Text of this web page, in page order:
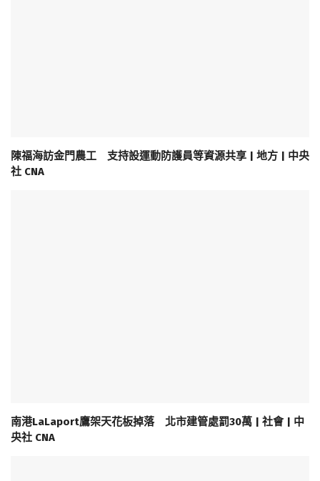
陳福海訪金門農工 支持設運動防護員等資源共享 | 地方 | 中央
社 CNA
南港LaLaport鷹架天花板掉落 北市建管處罰30萬 | 社會 | 中
央社 CNA